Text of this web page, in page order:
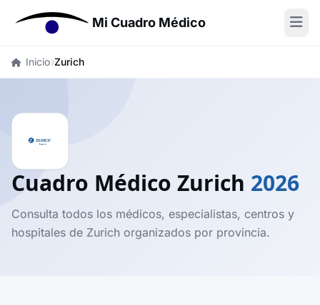
Mi Cuadro Médico
Inicio Zurich
Cuadro Médico Zurich 2026
Consulta todos los médicos, especialistas, centros y
hospitales de Zurich organizados por provincia.